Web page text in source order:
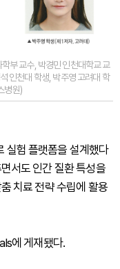
부 교수, 박경민 인천대학교 교
인천대 학생, 박주영 고려대 학
병원)
실험 플랫폼을 설계했다
서도 인간 질환 특성을
치료 전략 수립에 활용
에 게재됐다.